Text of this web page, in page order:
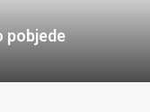
pobjede